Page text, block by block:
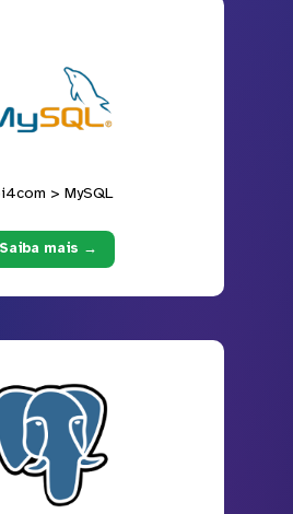
> MySQL
Saiba mais →